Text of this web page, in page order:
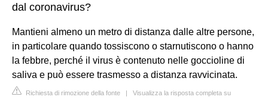
dal coronavirus?
Mantieni almeno un metro di distanza dalle altre persone,
in particolare quando tossiscono o starnutiscono o hanno
la febbre, perché il virus è contenuto nelle goccioline di
saliva e può essere trasmesso a distanza ravvicinata.
Richiesta di rimozione della fonte | Visualizza la risposta completa su